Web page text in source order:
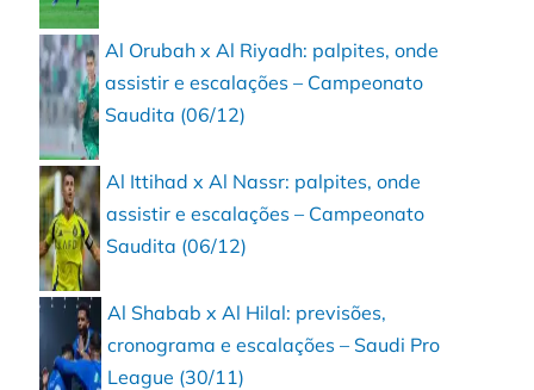
Al Orubah x Al Riyadh: palpites, onde
assistir e escalações – Campeonato
Saudita (06/12)
Al Ittihad x Al Nassr: palpites, onde
assistir e escalações – Campeonato
Saudita (06/12)
Al Shabab x Al Hilal: previsões,
cronograma e escalações – Saudi Pro
League (30/11)